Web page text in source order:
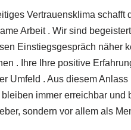
Vertrauensklima
Arbeit . Wir sind
Einstiegsgespräch näher
. Ihre Ihre positive
Umfeld . Aus diesem
bleiben immer erreichbar
sondern vor allem als